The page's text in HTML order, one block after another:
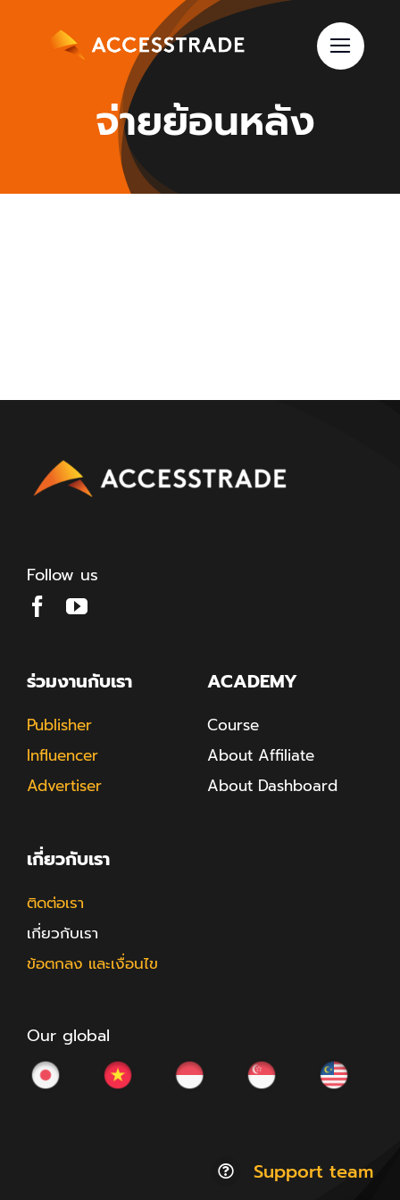
จ่ายย้อนหลัง
Follow us
ร่วมงานกับเรา
Publisher
Influencer
Advertiser
ACADEMY
Course
About Affiliate
About Dashboard
เกี่ยวกับเรา
ติดต่อเรา
เกี่ยวกับเรา
ข้อตกลง และเงื่อนไข
Our global
Support team